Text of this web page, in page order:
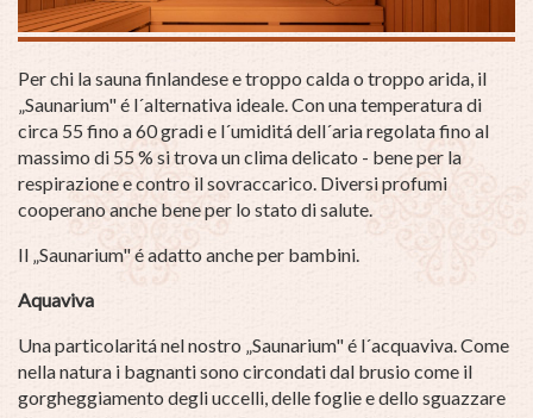
Per chi la sauna finlandese e troppo calda o troppo arida, il
„Saunarium" é l´alternativa ideale. Con una temperatura di
circa 55 fino a 60 gradi e l´umiditá dell´aria regolata fino al
massimo di 55 % si trova un clima delicato - bene per la
respirazione e contro il sovraccarico. Diversi profumi
cooperano anche bene per lo stato di salute.
Il „Saunarium" é adatto anche per bambini.
Aquaviva
Una particolaritá nel nostro „Saunarium" é l´acquaviva. Come
nella natura i bagnanti sono circondati dal brusio come il
gorgheggiamento degli uccelli, delle foglie e dello sguazzare